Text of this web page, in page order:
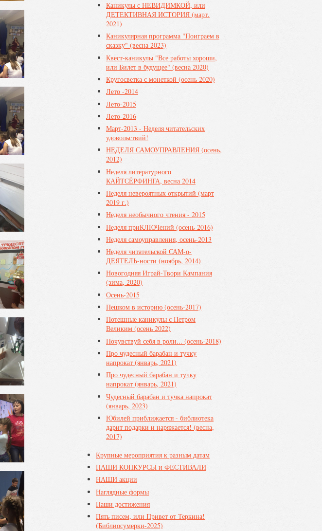
Каникулы с НЕВИДИМКОЙ, или
ДЕТЕКТИВНАЯ ИСТОРИЯ (март.
2021)
Каникулярная программа "Поиграем в
сказку" (весна 2023)
Квест-каникулы "Все работы хороши,
или Билет в будущее" (весна 2020)
Кругосветка с монеткой (осень 2020)
Лето -2014
Лето-2015
Лето-2016
Март-2013 - Неделя читательских
удовольствий!
НЕДЕЛЯ САМОУПРАВЛЕНИЯ (осень,
2012)
Неделя литературного
КАЙТСЁРФИНГА, весна 2014
Неделя невероятных открытий (март
2019 г.)
Неделя необычного чтения - 2015
Неделя приКЛЮЧений (осень-2016)
Неделя самоуправления, осень-2013
Неделя читательской САМ-о-
ДЕЯТЕЛЬ-ности (ноябрь, 2014)
Новогодняя Играй-Твори Кампания
(зима, 2020)
Осень-2015
Пешком в историю (осень-2017)
Потешные каникулы с Петром
Великим (осень 2022)
Почувствуй себя в роли... (осень-2018)
Про чудесный барабан и тучку
напрокат (январь, 2021)
Про чудесный барабан и тучку
напрокат (январь, 2021)
Чудесный барабан и тучка напрокат
(январь, 2023)
Юбилей приближается - библиотека
дарит подарки и наряжается! (весна,
2017)
Крупные мероприятия к разным датам
НАШИ КОНКУРСЫ и ФЕСТИВАЛИ
НАШИ акции
Наглядные формы
Наши достижения
Пять писем, или Привет от Теркина!
(Библиосумерки-2025)